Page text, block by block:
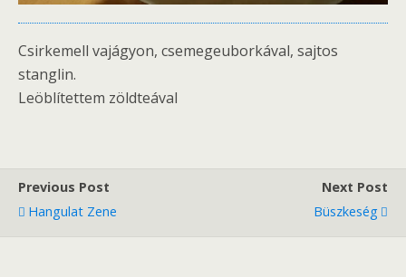
Csirkemell vajágyon, csemegeuborkával, sajtos
stanglin.
Leöblítettem zöldteával
Previous Post
Hangulat Zene
Next Post
Büszkeség